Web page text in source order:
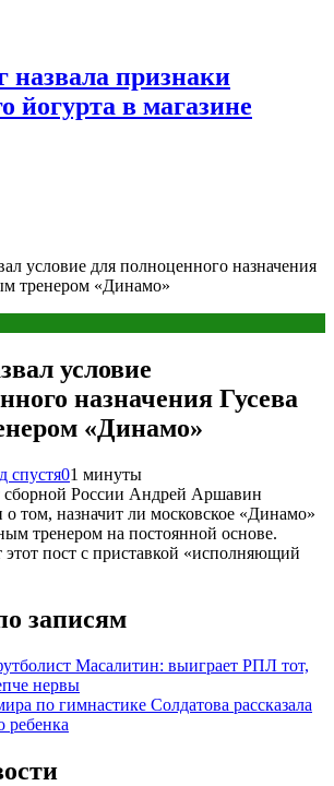
назвала признаки
йогурта в магазине
условие для полноценного назначения
тренером «Динамо»
условие
назначения Гусева
«Динамо»
спустя01 минуты
России Андрей Аршавин
том, назначит ли московское «Динамо»
тренером на постоянной основе.
этот пост с приставкой «исполняющий
записям
Масалитин: выиграет РПЛ тот,
нервы
по гимнастике Солдатова рассказала
ребенка